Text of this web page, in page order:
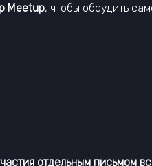
Meetup, чтобы обсудить
отдельным письмом